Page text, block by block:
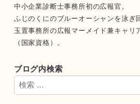
中小企業診断士事務所初の広報官。
ふじのくにのブルーオーシャンを泳ぎ
玉置事務所の広報マーメイド兼キャリ
（国家資格）。
ブログ内検索
検
索